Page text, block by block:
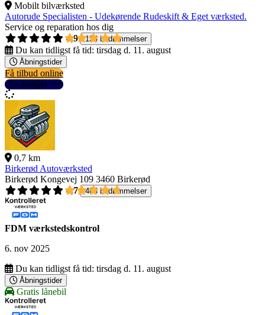
Mobilt bilværksted
Autorude Specialisten - Udekørende Rudeskift & Eget værksted.
Service og reparation hos dig
4,9
134 bedømmelser
Du kan tidligst få tid: tirsdag d. 11. august
Åbningstider
Få tilbud online
Se detaljer
0,7 km
Birkerød Autoværksted
Birkerød Kongevej 109 3460 Birkerød
4,7
404 bedømmelser
FDM værkstedskontrol
6. nov 2025
Du kan tidligst få tid: tirsdag d. 11. august
Åbningstider
Gratis lånebil